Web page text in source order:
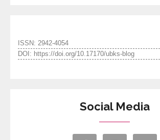
ISSN: 2942-4054
DOI: https://doi.org/10.17170/ubks-blog
Social Media